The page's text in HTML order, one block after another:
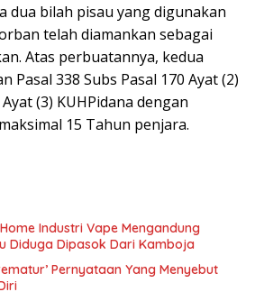
dua bilah pisau yang digunakan
telah diamankan sebagai
Atas perbuatannya, kedua
Pasal 338 Subs Pasal 170 Ayat (2)
(3) KUHPidana dengan
15 Tahun penjara.
Industri Vape Mengandung
Diduga Dipasok Dari Kamboja
Pernyataan Yang Menyebut